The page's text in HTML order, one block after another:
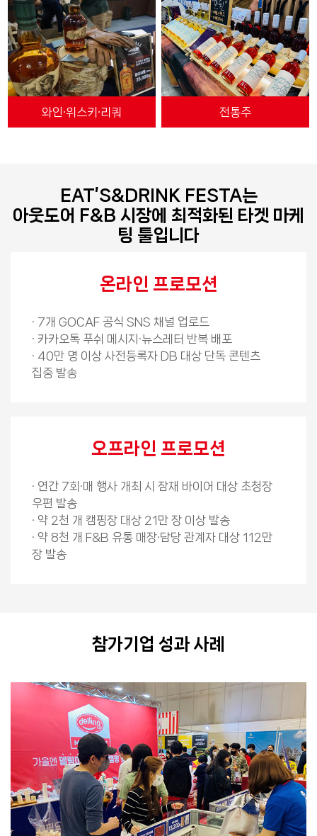
와인∙위스키∙리쿼 전통주
EAT’S&DRINK FESTA는
아웃도어 F&B 시장에 최적화된 타겟 마케
팅 툴입니다
온라인 프로모션
· 7개 GOCAF 공식 SNS 채널 업로드
· 카카오톡 푸쉬 메시지·뉴스레터 반복 배포
· 40만 명 이상 사전등록자 DB 대상 단독 콘텐츠
집중 발송
오프라인 프로모션
· 연간 7회·매 행사 개최 시 잠재 바이어 대상 초청장
우편 발송
· 약 2천 개 캠핑장 대상 21만 장 이상 발송
· 약 8천 개 F&B 유통 매장·담당 관계자 대상 112만
장 발송
참가기업 성과 사례